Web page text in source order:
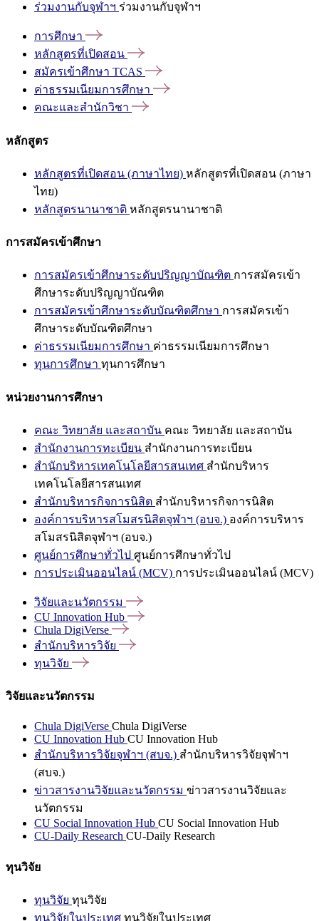
ร่วมงานกับจุฬาฯ ร่วมงานกับจุฬาฯ
การศึกษา
หลักสูตรที่เปิดสอน
สมัครเข้าศึกษา TCAS
ค่าธรรมเนียมการศึกษา
คณะและสำนักวิชา
หลักสูตร
หลักสูตรที่เปิดสอน (ภาษาไทย) หลักสูตรที่เปิดสอน (ภาษา
ไทย)
หลักสูตรนานาชาติ หลักสูตรนานาชาติ
การสมัครเข้าศึกษา
การสมัครเข้าศึกษาระดับปริญญาบัณฑิต การสมัครเข้า
ศึกษาระดับปริญญาบัณฑิต
การสมัครเข้าศึกษาระดับบัณฑิตศึกษา การสมัครเข้า
ศึกษาระดับบัณฑิตศึกษา
ค่าธรรมเนียมการศึกษา ค่าธรรมเนียมการศึกษา
ทุนการศึกษา ทุนการศึกษา
หน่วยงานการศึกษา
คณะ วิทยาลัย และสถาบัน คณะ วิทยาลัย และสถาบัน
สำนักงานการทะเบียน สำนักงานการทะเบียน
สำนักบริหารเทคโนโลยีสารสนเทศ สำนักบริหาร
เทคโนโลยีสารสนเทศ
สำนักบริหารกิจการนิสิต สำนักบริหารกิจการนิสิต
องค์การบริหารสโมสรนิสิตจุฬาฯ (อบจ.) องค์การบริหาร
สโมสรนิสิตจุฬาฯ (อบจ.)
ศูนย์การศึกษาทั่วไป ศูนย์การศึกษาทั่วไป
การประเมินออนไลน์ (MCV) การประเมินออนไลน์ (MCV)
วิจัยและนวัตกรรม
CU Innovation Hub
Chula DigiVerse
สำนักบริหารวิจัย
ทุนวิจัย
วิจัยและนวัตกรรม
Chula DigiVerse Chula DigiVerse
CU Innovation Hub CU Innovation Hub
สำนักบริหารวิจัยจุฬาฯ (สบจ.) สำนักบริหารวิจัยจุฬาฯ
(สบจ.)
ข่าวสารงานวิจัยและนวัตกรรม ข่าวสารงานวิจัยและ
นวัตกรรม
CU Social Innovation Hub CU Social Innovation Hub
CU-Daily Research CU-Daily Research
ทุนวิจัย
ทุนวิจัย ทุนวิจัย
ทุนวิจัยในประเทศ ทุนวิจัยในประเทศ